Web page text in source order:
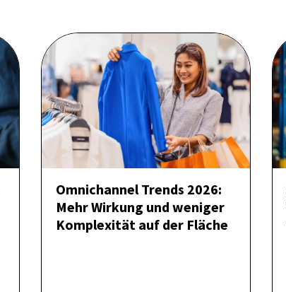
Omnichannel Trends 2026:
Mehr Wirkung und weniger
Komplexität auf der Fläche